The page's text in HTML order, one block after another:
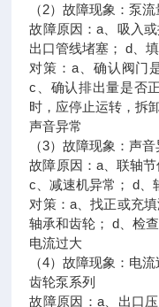
（2）故障现象：泵
故障原因：a、吸入
出口管线堵塞； d、
对策：a、确认阀门
c、确认排出量是否
时，应停止运转，拆
声音异常
（3）故障现象：声音
故障原因：a、联轴
c、减速机异常； d、
对策：a、找正或充
轴承和齿轮； d、检
电流过大
（4）故障现象：电流
齿轮泵系列
故障原因：a、出口